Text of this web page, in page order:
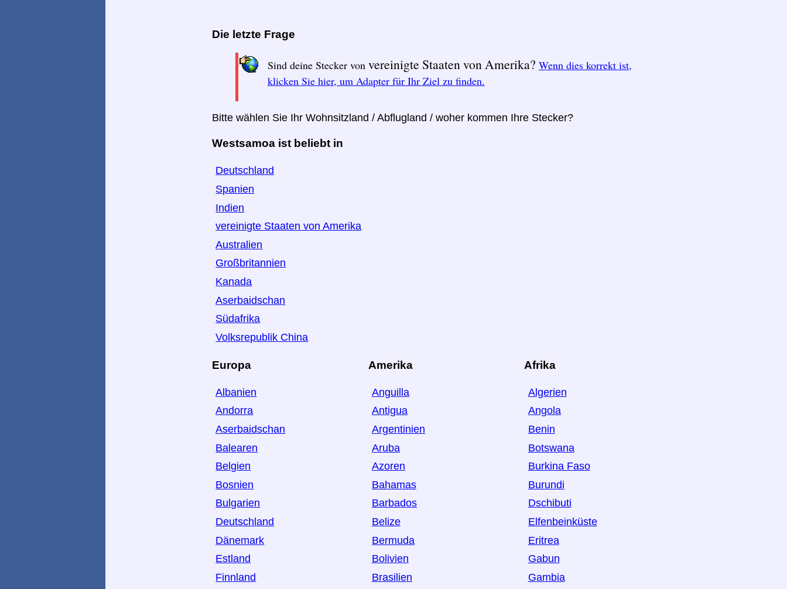
Die letzte Frage
Sind deine Stecker von vereinigte Staaten von Amerika? Wenn dies korrekt ist,
klicken Sie hier, um Adapter für Ihr Ziel zu finden.
Bitte wählen Sie Ihr Wohnsitzland / Abflugland / woher kommen Ihre Stecker?
Westsamoa ist beliebt in
Deutschland
Spanien
Indien
vereinigte Staaten von Amerika
Australien
Großbritannien
Kanada
Aserbaidschan
Südafrika
Volksrepublik China
Europa
Albanien
Andorra
Aserbaidschan
Balearen
Belgien
Bosnien
Bulgarien
Deutschland
Dänemark
Estland
Finnland
Amerika
Anguilla
Antigua
Argentinien
Aruba
Azoren
Bahamas
Barbados
Belize
Bermuda
Bolivien
Brasilien
Afrika
Algerien
Angola
Benin
Botswana
Burkina Faso
Burundi
Dschibuti
Elfenbeinküste
Eritrea
Gabun
Gambia